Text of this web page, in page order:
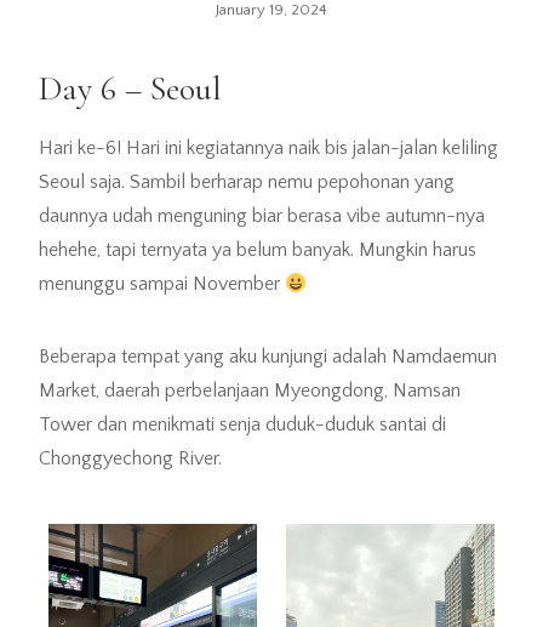
January 19, 2024
Day 6 – Seoul
Hari ke-6! Hari ini kegiatannya naik bis jalan-jalan keliling
Seoul saja. Sambil berharap nemu pepohonan yang
daunnya udah menguning biar berasa vibe autumn-nya
hehehe, tapi ternyata ya belum banyak. Mungkin harus
menunggu sampai November
Beberapa tempat yang aku kunjungi adalah Namdaemun
Market, daerah perbelanjaan Myeongdong, Namsan
Tower dan menikmati senja duduk-duduk santai di
Chonggyechong River.